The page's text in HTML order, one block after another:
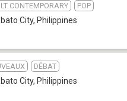
CONTEMPORARY POP
City, Philippines
DÉBAT
City, Philippines